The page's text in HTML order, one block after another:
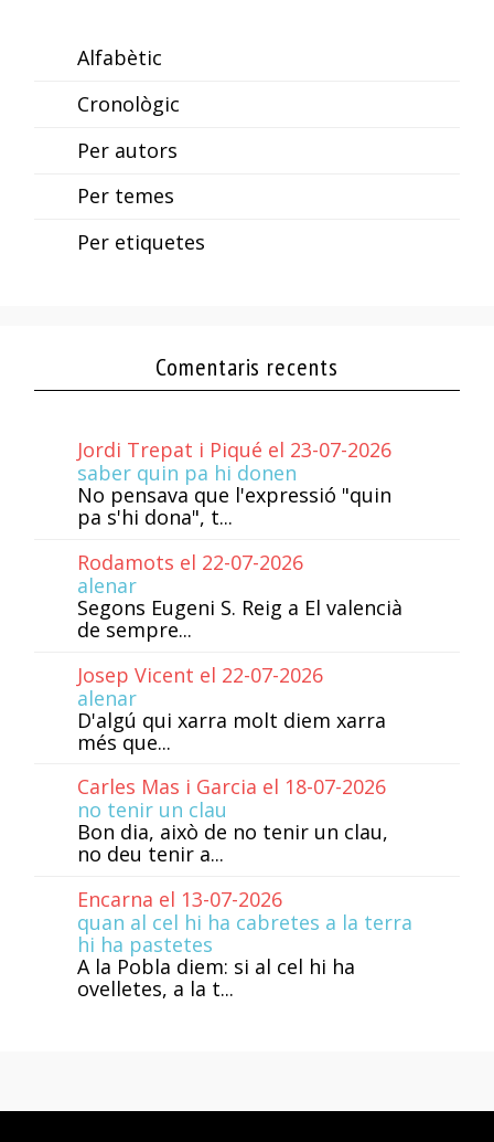
Alfabètic
Cronològic
Per autors
Per temes
Per etiquetes
Comentaris recents
Jordi Trepat i Piqué el 23-07-2026
saber quin pa hi donen
No pensava que l'expressió "quin
pa s'hi dona", t...
Rodamots el 22-07-2026
alenar
Segons Eugeni S. Reig a El valencià
de sempre...
Josep Vicent el 22-07-2026
alenar
D'algú qui xarra molt diem xarra
més que...
Carles Mas i Garcia el 18-07-2026
no tenir un clau
Bon dia, això de no tenir un clau,
no deu tenir a...
Encarna el 13-07-2026
quan al cel hi ha cabretes a la terra
hi ha pastetes
A la Pobla diem: si al cel hi ha
ovelletes, a la t...